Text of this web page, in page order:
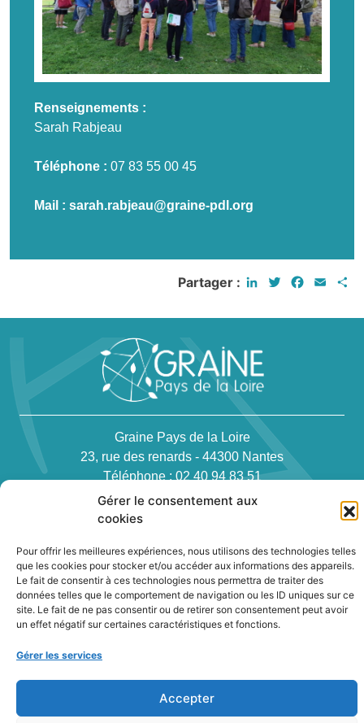
Gérer le consentement aux
cookies
Pour offrir les meilleures expériences, nous utilisons des technologies telles
que les cookies pour stocker et/ou accéder aux informations des appareils.
Le fait de consentir à ces technologies nous permettra de traiter des
données telles que le comportement de navigation ou les ID uniques sur ce
site. Le fait de ne pas consentir ou de retirer son consentement peut avoir
un effet négatif sur certaines caractéristiques et fonctions.
Gérer les services
Accepter
Renseignements :
Sarah Rabjeau
Téléphone : 07 83 55 00 45
Mail : sarah.rabjeau@graine-pdl.org
Partager : LinkedInTwitter Email
Graine Pays de la Loire
23, rue des renards - 44300 Nantes
Téléphone : 02 40 94 83 51
Newsletter
Politique de confidentialité des cookies
Conditions générales